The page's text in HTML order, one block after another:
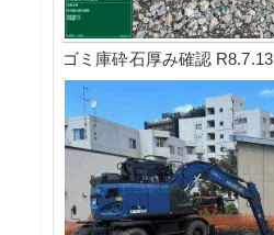
ゴミ庫砕石厚み確認 R8.7.13